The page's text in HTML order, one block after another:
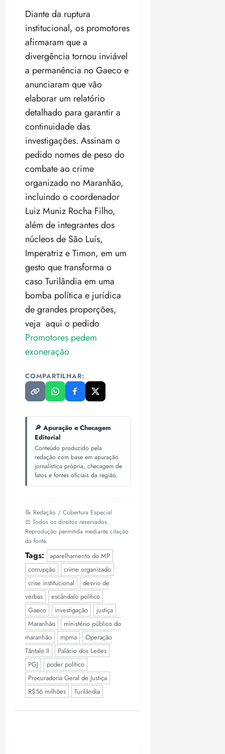
Diante da ruptura
institucional, os promotores
afirmaram que a
divergência tornou inviável
a permanência no Gaeco e
anunciaram que vão
elaborar um relatório
detalhado para garantir a
continuidade das
investigações. Assinam o
pedido nomes de peso do
combate ao crime
organizado no Maranhão,
incluindo o coordenador
Luiz Muniz Rocha Filho,
além de integrantes dos
núcleos de São Luís,
Imperatriz e Timon, em um
gesto que transforma o
caso Turilândia em uma
bomba política e jurídica
de grandes proporções,
veja aqui o pedido
Promotores pedem
exoneração
COMPARTILHAR:
🔎 Apuração e Checagem
Editorial
Conteúdo produzido pela
redação com base em apuração
jornalística própria, checagem de
fatos e fontes oficiais da região.
📝 Redação / Cobertura Especial
⚖️ Todos os direitos reservados.
Reprodução permitida mediante citação
da fonte.
Tags:
aparelhamento do MP
corrupção
crime organizado
crise institucional
desvio de
verbas
escândalo político
Gaeco
investigação
justiça
Maranhão
ministério público do
maranhão
mpma
Operação
Tântalo II
Palácio dos Leões
PGJ
poder político
Procuradoria Geral de Justiça
R$56 milhões
Turilândia